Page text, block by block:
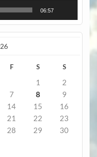
06:57
F S S
1
2
7 8
9
14 15
16
21 22
23
28 29
30